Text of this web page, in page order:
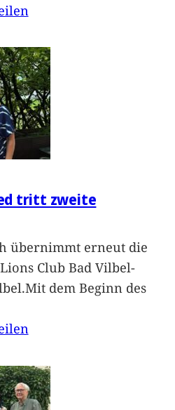
tritt zweite
übernimmt erneut die
Club Bad Vilbel-
dem Beginn des